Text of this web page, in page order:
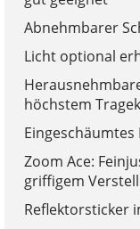
Abnehmbarer
Licht optional
höchstem
Eingeschäumtes
Zoom Ace:
griffigem
Reflektorsticker